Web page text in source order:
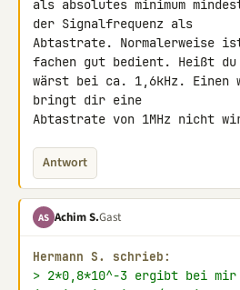
als absolutes minimum
der Signalfrequenz als
Abtastrate. Normalerweise
fachen gut bedient. Heißt du
wärst bei ca. 1,6kHz. Einen
bringt dir eine
Abtastrate von 1MHz nicht
Antwort
AS Achim S.Gast
Hermann S. schrieb:
> 2*0,8*10^-3 ergibt bei mir